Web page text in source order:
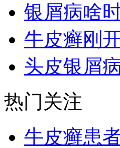
银屑病啥
牛皮癣刚
头皮银屑
热门关注
牛皮癣患